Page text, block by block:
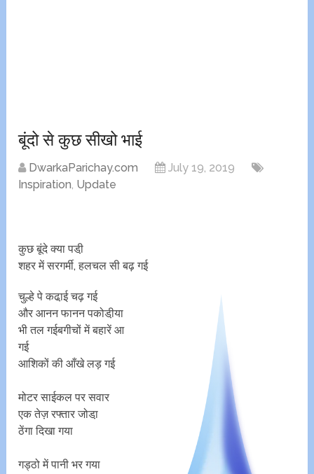
बूंदो से कुछ सीखो भाई
DwarkaParichay.com
July 19, 2019
Inspiration, Update
कुछ बूंदे क्या पडी़
शहर में सरगर्मी, हलचल सी बढ़ गई
चुल्हे पे कढा़ई चढ़ गई
और आनन फानन पकोडी़या
भी तल गईबगीचों में बहारें आ
गई
आशिकों की आँखे लड़ गई
मोटर साईकल पर सवार
एक तेज़ रफ्तार जोडा़
ठेंगा दिखा गया
गड्ठो में पानी भर गया